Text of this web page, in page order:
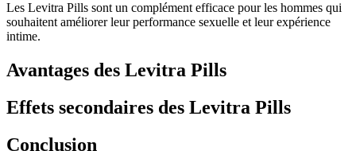
Les Levitra Pills sont un complément efficace pour les hommes qui
souhaitent améliorer leur performance sexuelle et leur expérience
intime.
Avantages des Levitra Pills
Effets secondaires des Levitra Pills
Conclusion